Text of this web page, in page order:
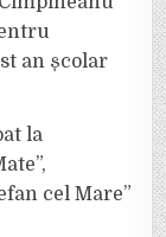
an școlar
la
cel Mare”